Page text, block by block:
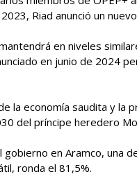
Riad anunció un
en niveles
en junio de 2024
la economía saudita y la
del príncipe heredero
gobierno en Aramco, una
ronda el 81,5%.